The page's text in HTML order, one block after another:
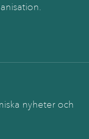
nyheter och